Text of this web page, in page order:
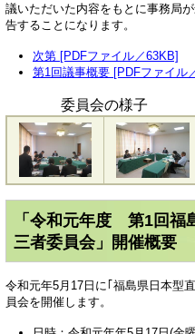
議いただいた内容をもとに事務局
告することになります。
次第 [PDFファイル／63KB]
第1回議事概要 [PDFファイル
委員会の様子
「令和元年度 第1回福
三者委員会」開催概要
令和元年5月17日に｢福島県日本型
員会を開催します。